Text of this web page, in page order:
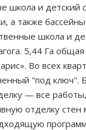
школа и детский
а также
школа и
5,44 Га
Во всех
"под ключ".
— все
отделку